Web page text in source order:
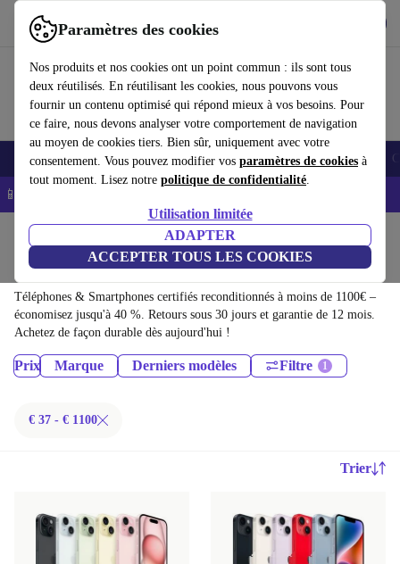
Paramètres des cookies
Nos produits et nos cookies ont un point commun : ils sont tous
deux réutilisés. En réutilisant les cookies, nous pouvons vous
fournir un contenu optimisé qui répond mieux à vos besoins. Pour
ce faire, nous devons analyser votre comportement de navigation
au moyen de cookies tiers. Bien sûr, uniquement avec votre
consentement. Vous pouvez modifier vos paramètres de cookies à
tout moment. Lisez notre politique de confidentialité.
Utilisation limitée
ADAPTER
ACCEPTER TOUS LES COOKIES
Utilisez refurbed rapidement et facilement
Smartphones Laptops Tablettes Montres connectées Accessoires
📱 -5% EXTRA sur les iPhones – Code : IPHONEDEAL -
Téléphones & Smartphones:
Téléphones & Smartphones certifiés reconditionnés à moins de 1100€ –
économisez jusqu'à 40 %. Retours sous 30 jours et garantie de 12 mois.
Achetez de façon durable dès aujourd'hui !
Prix Marque Derniers modèles Filtre
€ 37 - € 1100
Trier